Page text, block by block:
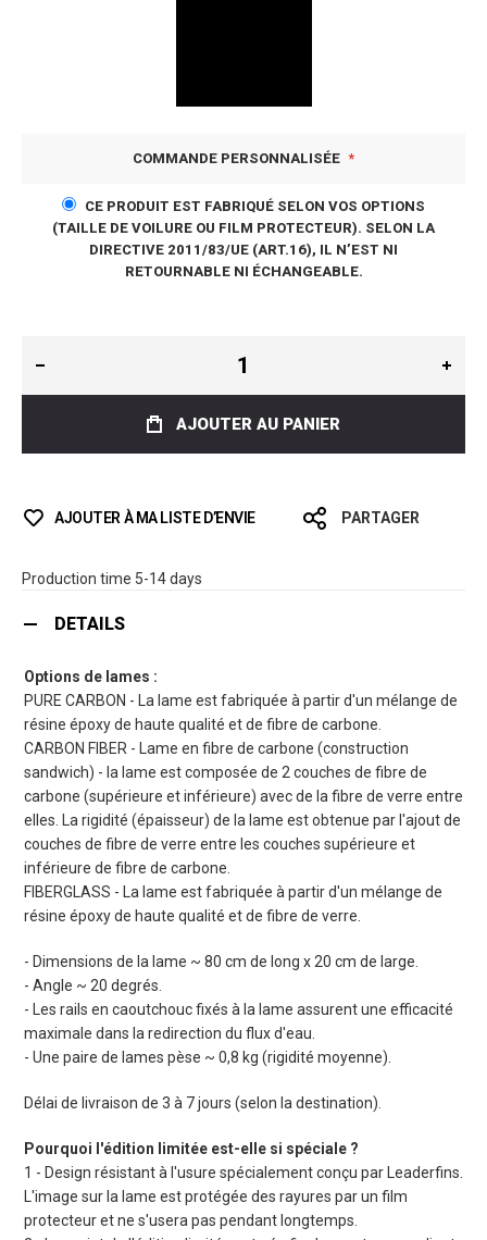
COMMANDE PERSONNALISÉE
CE PRODUIT EST FABRIQUÉ SELON VOS OPTIONS
(TAILLE DE VOILURE OU FILM PROTECTEUR). SELON LA
DIRECTIVE 2011/83/UE (ART.16), IL N’EST NI
RETOURNABLE NI ÉCHANGEABLE.
AJOUTER AU PANIER
AJOUTER À MA LISTE D’ENVIE PARTAGER
Production time 5-14 days
DETAILS
Options de lames :
PURE CARBON - La lame est fabriquée à partir d'un mélange de
résine époxy de haute qualité et de fibre de carbone.
CARBON FIBER - Lame en fibre de carbone (construction
sandwich) - la lame est composée de 2 couches de fibre de
carbone (supérieure et inférieure) avec de la fibre de verre entre
elles. La rigidité (épaisseur) de la lame est obtenue par l'ajout de
couches de fibre de verre entre les couches supérieure et
inférieure de fibre de carbone.
FIBERGLASS - La lame est fabriquée à partir d'un mélange de
résine époxy de haute qualité et de fibre de verre.
- Dimensions de la lame ~ 80 cm de long x 20 cm de large.
- Angle ~ 20 degrés.
- Les rails en caoutchouc fixés à la lame assurent une efficacité
maximale dans la redirection du flux d'eau.
- Une paire de lames pèse ~ 0,8 kg (rigidité moyenne).
Délai de livraison de 3 à 7 jours (selon la destination).
Pourquoi l'édition limitée est-elle si spéciale ?
1 - Design résistant à l'usure spécialement conçu par Leaderfins.
L'image sur la lame est protégée des rayures par un film
protecteur et ne s'usera pas pendant longtemps.